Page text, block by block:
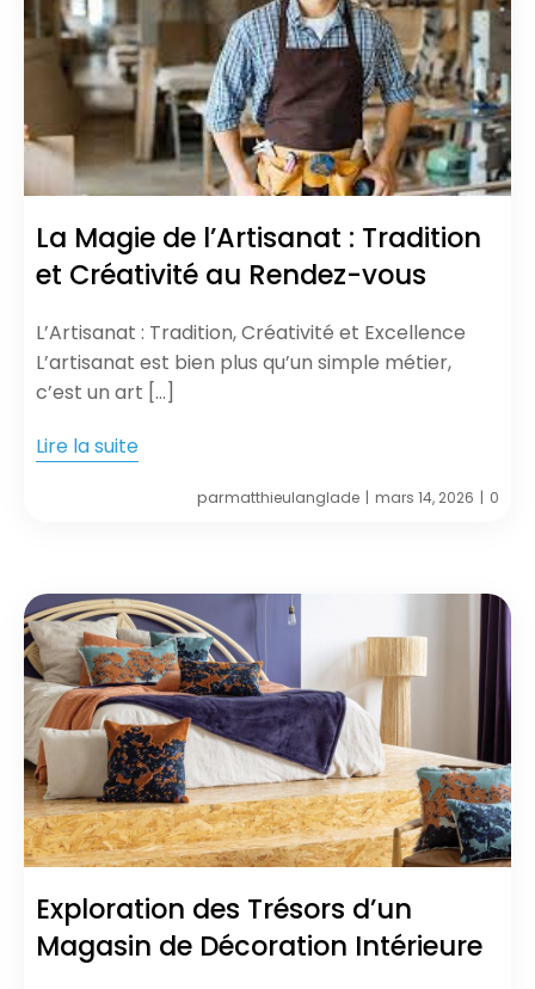
La Magie de l’Artisanat : Tradition
et Créativité au Rendez-vous
L’Artisanat : Tradition, Créativité et Excellence
L’artisanat est bien plus qu’un simple métier,
c’est un art […]
Lire la suite
parmatthieulanglade | mars 14, 2026 | 0
Exploration des Trésors d’un
Magasin de Décoration Intérieure